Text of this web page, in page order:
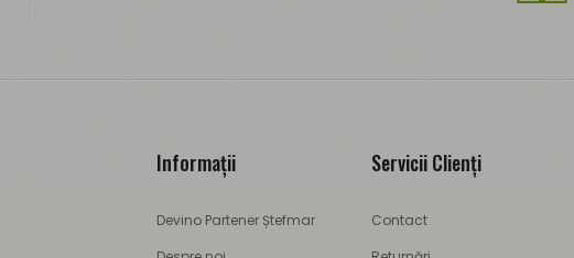
Informaţii
Devino Partener Ștefmar
Servicii Clienţi
Contact